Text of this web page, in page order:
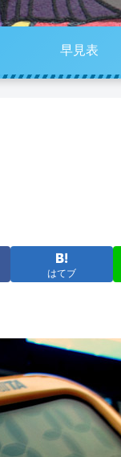
早見表
はてブ